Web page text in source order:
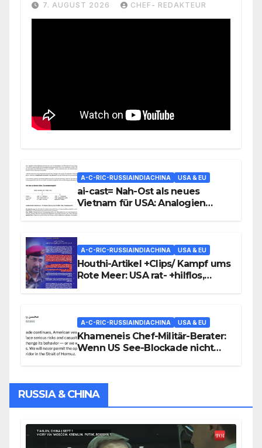
7. AUGUST 2026 CHEF- REDAKTEUR
A-C-RIC-RUSSIAINDIACHINA USA & EU
ai-cast= Nah-Ost als neues
Vietnam für USA: Analogien
A-C-RIC-RUSSIAINDIACHINA USA & EU
Houthi-Artikel +Clips/ Kampf ums
Rote Meer: USA rat- +hilflos,
A-C-RIC-RUSSIAINDIACHINA USA & EU
Khameneis Chef-Militär-Berater:
Wenn US See-Blockade nicht
RUSSIA & CHINA